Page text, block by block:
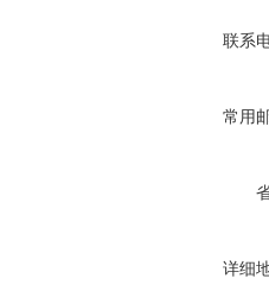
联系
常用
详细